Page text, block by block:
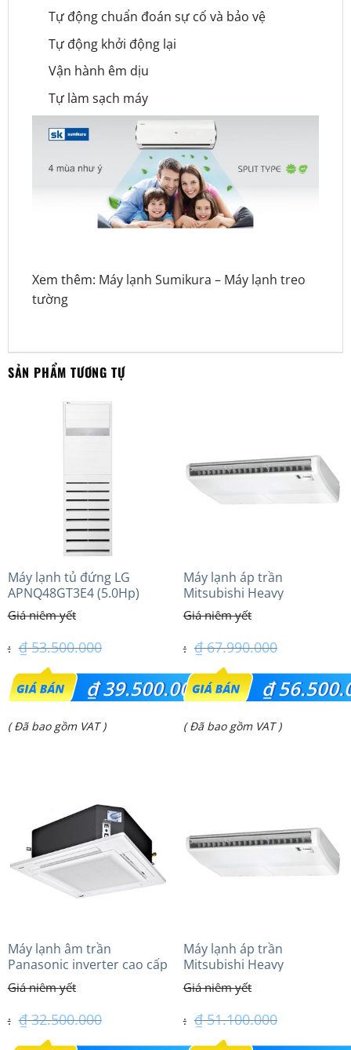
Tự động chuẩn đoán sự cố và bảo vệ
Tự động khởi động lại
Vận hành êm dịu
Tự làm sạch máy
Xem thêm: Máy lạnh Sumikura – Máy lạnh treo
tường
SẢN PHẨM TƯƠNG TỰ
Máy lạnh tủ đứng LG
APNQ48GT3E4 (5.0Hp)
Inverter
₫53.500.000
Giá
gốc
là:
₫39.500.000
Giá
₫ 39.500.000.
( Đã bao gồm VAT )
Máy lạnh áp trần
Mitsubishi Heavy
FDE140VG (6.0Hp) Cao cấp
– 1 Pha
₫67.990.000
Giá
gốc
là:
₫
Giá
₫ 56.500.000.
( Đã bao gồm VAT )
Máy lạnh âm trần
Panasonic inverter cao cấp
(3.0Hp) S-2430PU3HA/U-
24PRH1H5
₫32.500.000
Máy lạnh áp trần
Mitsubishi Heavy
FDE100VG (4.0Hp) Cao cấp
– 3 Pha
₫51.100.000